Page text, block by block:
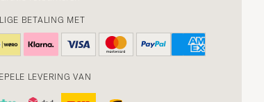
BETALING MET
LEVERING VAN